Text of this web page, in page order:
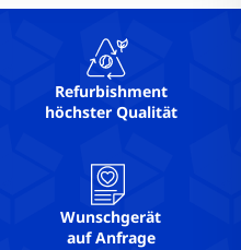
Refurbishment
höchster Qualität
Wunschgerät
auf Anfrage